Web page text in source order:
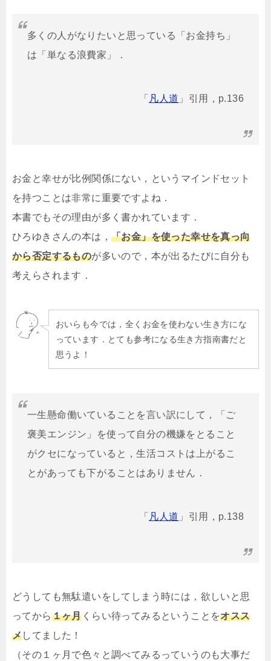
多くの人がなりたいと思っている「お金持ち」
は「単なる浪費家」．
「 凡人道 」引用，p.136
お金と幸せが比例関係にない，というマインドセット
を持つことは非常に重要ですよね．
本書でもその理由が多く書かれています．
ひろゆきさんの本は， 「お金」を使った幸せを真っ向
から否定するものが多いので，本が出るたびに自分も
考えらされます．
おいらも今では，全くお金を使わない生き方にな
っています．とても参考になる生き方指南書だと
思うよ！
一生懸命働いていることを言い訳にして，「ご
褒美エンジン」を使って自分の機嫌をとること
がクセになっていると，生活コストは上がるこ
とがあっても下がることはありません．
「 凡人道 」引用，p.138
どうしても無駄遣いをしてしまう時には，欲しいと思
ってから１ヶ月くらい待ってみるということをオスス
メしてました！
（その１ヶ月で色々と調べてみるっていうのも大事だ